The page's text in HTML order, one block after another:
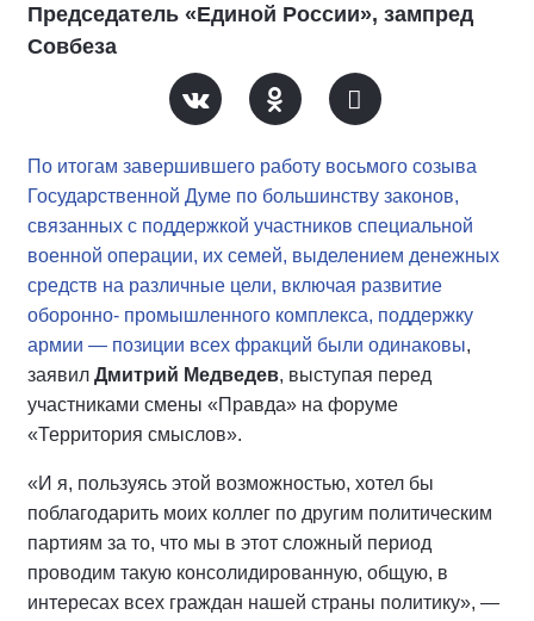
Председатель «Единой России», зампред
Совбеза
По итогам завершившего работу восьмого созыва
Государственной Думе по большинству законов,
связанных с поддержкой участников специальной
военной операции, их семей, выделением денежных
средств на различные цели, включая развитие
оборонно- промышленного комплекса, поддержку
армии — позиции всех фракций были одинаковы,
заявил Дмитрий Медведев, выступая перед
участниками смены «Правда» на форуме
«Территория смыслов».
«И я, пользуясь этой возможностью, хотел бы
поблагодарить моих коллег по другим политическим
партиям за то, что мы в этот сложный период
проводим такую консолидированную, общую, в
интересах всех граждан нашей страны политику», —